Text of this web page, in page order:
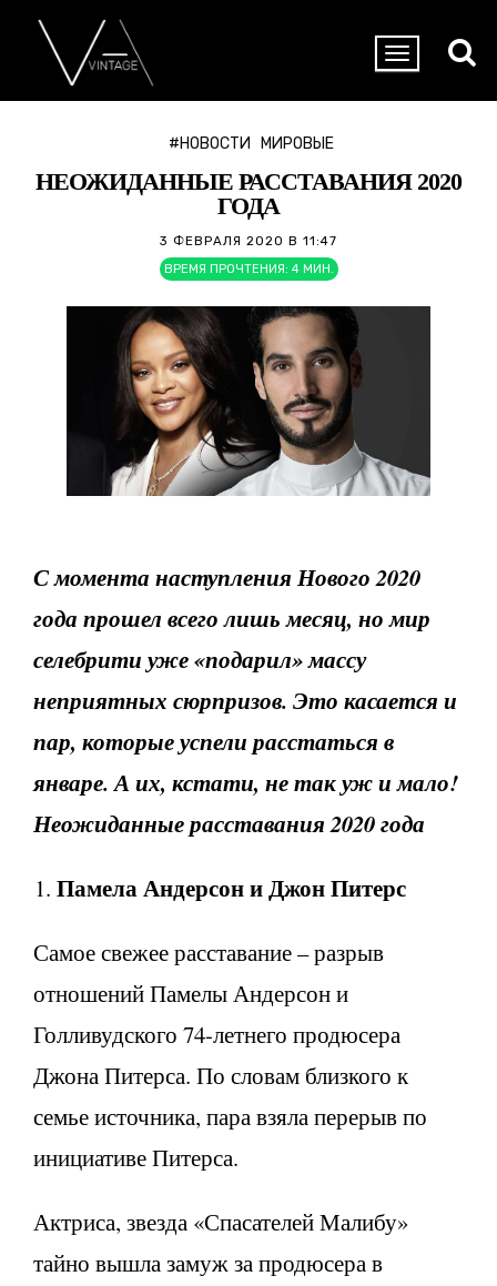
#НОВОСТИ МИРОВЫЕ
НЕОЖИДАННЫЕ РАССТАВАНИЯ 2020
ГОДА
3 ФЕВРАЛЯ 2020 В 11:47
ВРЕМЯ ПРОЧТЕНИЯ: 4 МИН.
С момента наступления Нового 2020
года прошел всего лишь месяц, но мир
селебрити уже «подарил» массу
неприятных сюрпризов. Это касается и
пар, которые успели расстаться в
январе. А их, кстати, не так уж и мало!
Неожиданные расставания 2020 года
Памела Андерсон и Джон Питерс
Самое свежее расставание – разрыв
отношений Памелы Андерсон и
Голливудского 74-летнего продюсера
Джона Питерса. По словам близкого к
семье источника, пара взяла перерыв по
инициативе Питерса.
Актриса, звезда «Спасателей Малибу»
тайно вышла замуж за продюсера в